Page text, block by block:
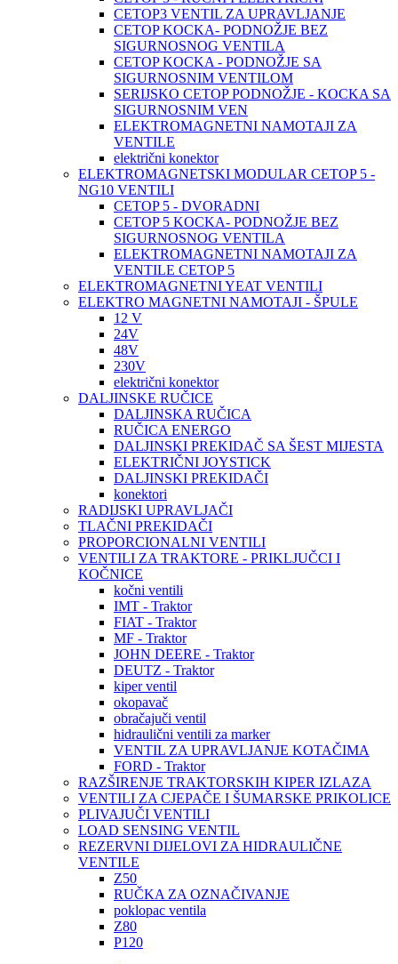
CETOP3 VENTIL ZA UPRAVLJANJE
CETOP KOCKA- PODNOŽJE BEZ
SIGURNOSNOG VENTILA
CETOP KOCKA - PODNOŽJE SA
SIGURNOSNIM VENTILOM
SERIJSKO CETOP PODNOŽJE - KOCKA SA
SIGURNOSNIM VEN
ELEKTROMAGNETNI NAMOTAJI ZA
VENTILE
električni konektor
ELEKTROMAGNETSKI MODULAR CETOP 5 -
NG10 VENTILI
CETOP 5 - DVORADNI
CETOP 5 KOCKA- PODNOŽJE BEZ
SIGURNOSNOG VENTILA
ELEKTROMAGNETNI NAMOTAJI ZA
VENTILE CETOP 5
ELEKTROMAGNETNI YEAT VENTILI
ELEKTRO MAGNETNI NAMOTAJI - ŠPULE
12 V
24V
48V
230V
električni konektor
DALJINSKE RUČICE
DALJINSKA RUČICA
RUČICA ENERGO
DALJINSKI PREKIDAČ SA ŠEST MIJESTA
ELEKTRIČNI JOYSTICK
DALJINSKI PREKIDAČI
konektori
RADIJSKI UPRAVLJAČI
TLAČNI PREKIDAČI
PROPORCIONALNI VENTILI
VENTILI ZA TRAKTORE - PRIKLJUČCI I
KOČNICE
kočni ventili
IMT - Traktor
FIAT - Traktor
MF - Traktor
JOHN DEERE - Traktor
DEUTZ - Traktor
kiper ventil
okopavač
obračajuči ventil
hidraulični ventili za marker
VENTIL ZA UPRAVLJANJE KOTAČIMA
FORD - Traktor
RAZŠIRENJE TRAKTORSKIH KIPER IZLAZA
VENTILI ZA CJEPAČE I ŠUMARSKE PRIKOLICE
PLIVAJUČI VENTILI
LOAD SENSING VENTIL
REZERVNI DIJELOVI ZA HIDRAULIČNE
VENTILE
Z50
RUČKA ZA OZNAČIVANJE
poklopac ventila
Z80
P120